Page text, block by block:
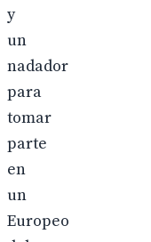
y
un
nadador
para
tomar
parte
en
un
Europeo